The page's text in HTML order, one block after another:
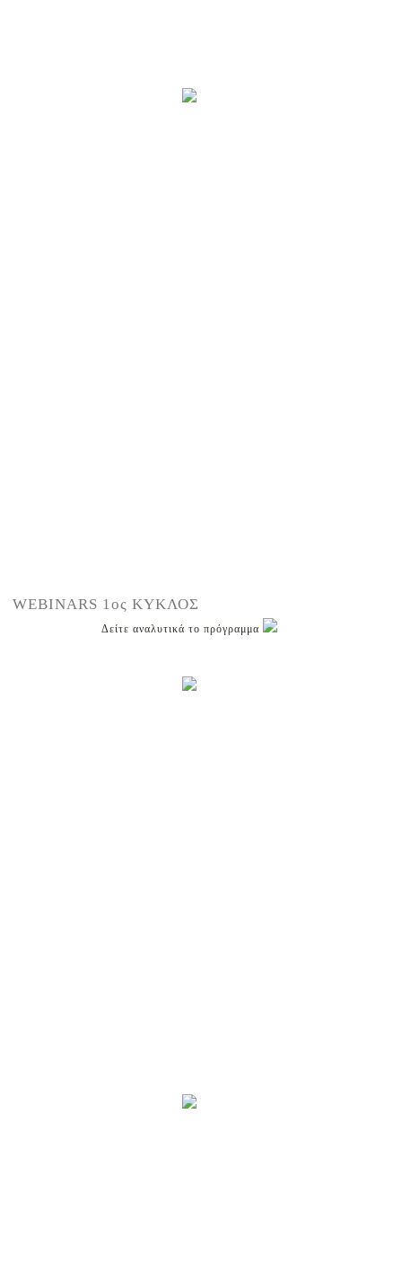
WEBINARS 1ος ΚΥΚΛΟΣ
Δείτε αναλυτικά το πρόγραμμα